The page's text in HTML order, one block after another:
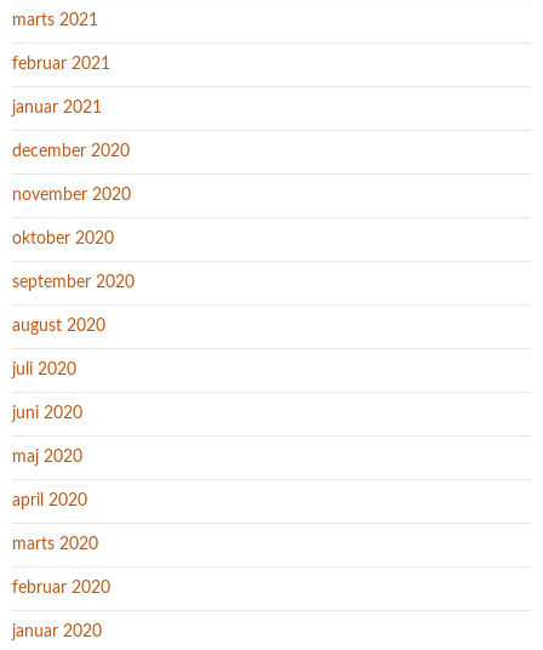
marts 2021
februar 2021
januar 2021
december 2020
november 2020
oktober 2020
september 2020
august 2020
juli 2020
juni 2020
maj 2020
april 2020
marts 2020
februar 2020
januar 2020